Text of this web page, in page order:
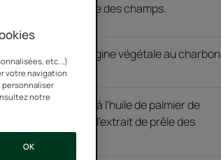
à l'extrait de prêle des champs.
capsule 100% d'origine végétale au charbon
cheveux (grâce à l'huile de palmier de
la fibre (grâce à l'extrait de prêle des
vegan.
etc...)
votre navigation
personnaliser
notre
OK